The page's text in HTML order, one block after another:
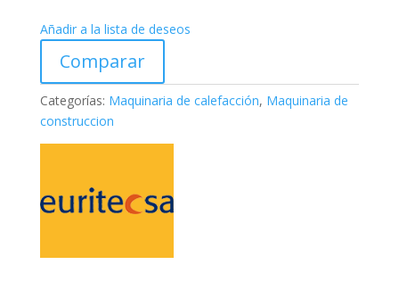
30
cantidad
Añadir a la lista de deseos
Comparar
Categorías: Maquinaria de calefacción, Maquinaria de
construccion